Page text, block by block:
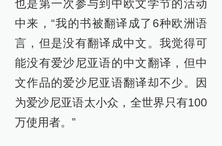
也是第一次参与到中欧文学节的活动
中来，“我的书被翻译成了6种欧洲语
言，但是没有翻译成中文。我觉得可
能没有爱沙尼亚语的中文翻译，但中
文作品的爱沙尼亚语翻译却不少。因
为爱沙尼亚语太小众，全世界只有100
万使用者。”